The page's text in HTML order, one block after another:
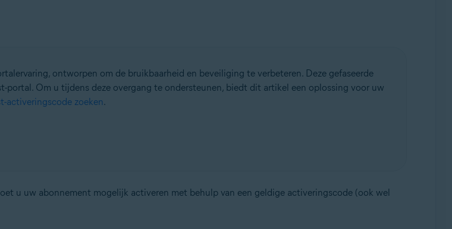
ontworpen om de bruikbaarheid en beveiliging te verbeteren. Deze gefaseerde
portal. Om u tijdens deze overgang te ondersteunen, biedt dit artikel een oplossing voor uw
activeringscode zoeken.
u uw abonnement mogelijk activeren met behulp van een geldige activeringscode (ook wel